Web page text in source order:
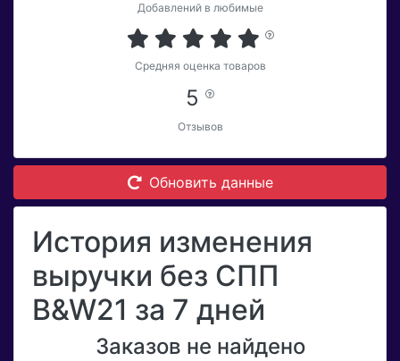
Добавлений в любимые
Средняя оценка товаров
5
Отзывов
Обновить данные
История изменения
выручки без СПП
B&W21 за 7 дней
Заказов не найдено